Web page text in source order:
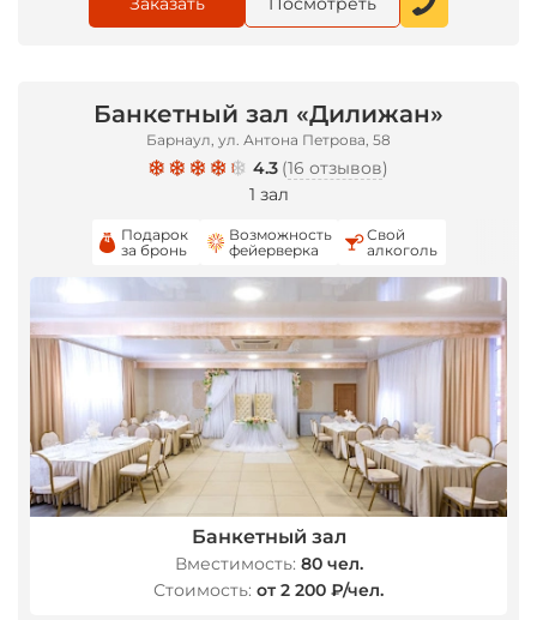
Банкетный зал «Дилижан»
Барнаул, ул. Антона Петрова, 58
4.3 (16 отзывов)
1 зал
Подарок
за бронь
Возможность
фейерверка
Свой
алкоголь
Банкетный зал
Вместимость: 80 чел.
Стоимость: от 2 200 ₽/чел.
*